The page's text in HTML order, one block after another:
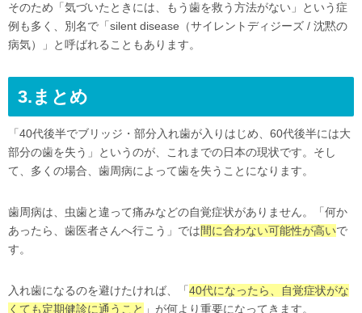
そのため「気づいたときには、もう歯を救う方法がない」という症
例も多く、別名で「silent disease（サイレントディジーズ / 沈黙の
病気）」と呼ばれることもあります。
3.まとめ
「40代後半でブリッジ・部分入れ歯が入りはじめ、60代後半には大
部分の歯を失う」というのが、これまでの日本の現状です。そし
て、多くの場合、歯周病によって歯を失うことになります。
歯周病は、虫歯と違って痛みなどの自覚症状がありません。「何か
あったら、歯医者さんへ行こう」では間に合わない可能性が高いで
す。
入れ歯になるのを避けたければ、「 40代になったら、自覚症状がな
くても定期健診に通うこと 」が何より重要になってきます。